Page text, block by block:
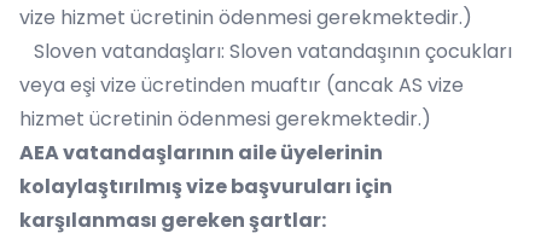
vize hizmet ücretinin ödenmesi gerekmektedir.)
Sloven vatandaşları: Sloven vatandaşının çocukları
veya eşi vize ücretinden muaftır (ancak AS vize
hizmet ücretinin ödenmesi gerekmektedir.)
AEA vatandaşlarının aile üyelerinin
kolaylaştırılmış vize başvuruları için
karşılanması gereken şartlar: